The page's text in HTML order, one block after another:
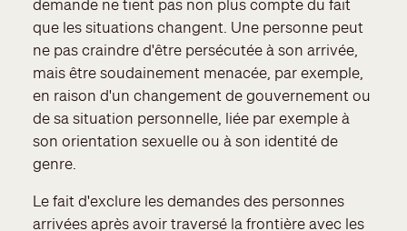
que les situations changent. Une personne peut
ne pas craindre d'être persécutée à son arrivée,
mais être soudainement menacée, par exemple,
en raison d'un changement de gouvernement ou
de sa situation personnelle, liée par exemple à
son orientation sexuelle ou à son identité de
genre.
Le fait d'exclure les demandes des personnes
arrivées après avoir traversé la frontière avec les